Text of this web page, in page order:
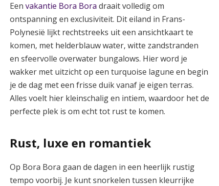
Een vakantie Bora Bora draait volledig om
ontspanning en exclusiviteit. Dit eiland in Frans-
Polynesië lijkt rechtstreeks uit een ansichtkaart te
komen, met helderblauw water, witte zandstranden
en sfeervolle overwater bungalows. Hier word je
wakker met uitzicht op een turquoise lagune en begin
je de dag met een frisse duik vanaf je eigen terras.
Alles voelt hier kleinschalig en intiem, waardoor het de
perfecte plek is om echt tot rust te komen.
Rust, luxe en romantiek
Op Bora Bora gaan de dagen in een heerlijk rustig
tempo voorbij. Je kunt snorkelen tussen kleurrijke